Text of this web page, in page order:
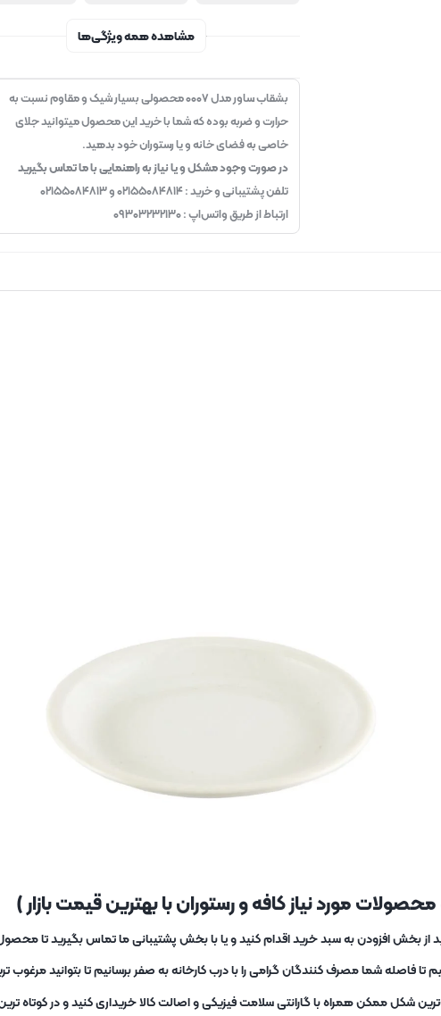
مشاهده همه ویژگی‌ها
بشقاب ساور مدل ۰۰۰۷ محصولی بسیار شیک و مقاوم نسبت به
حرارت و ضربه بوده که شما با خرید این محصول میتوانید جلای
خاصی به فضای خانه و یا رستوران خود بدهید.
در صورت وجود مشکل و یا نیاز به راهنمایی با ما تماس بگیرید
تلفن پشتیبانی و خرید : ۰۲۱۵۵۰۸۴۸۱۴ و ۰۲۱۵۵۰۸۴۸۱۳
ارتباط از طریق واتس‌اپ : ۰۹۳۰۳۲۳۲۱۳۰
مورد نیاز کافه و رستوران با بهترین قیمت بازار )
از بخش افزودن به سبد خرید اقدام کنید و یا با بخش پشتیبانی ما تماس بگیرید تا
فاصله شما مصرف کنندگان گرامی را با درب کارخانه به صفر برسانیم تا بتوانید
شکل ممکن همراه با گارانتی سلامت فیزیکی و اصالت کالا خریداری کنید و در کوتاه